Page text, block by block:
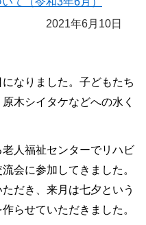
2021年6月10日
なりました。子どもたち
木シイタケなどへの水く
人福祉センターでリハビ
会に参加してきました。
だき、来月は七夕という
らせていただきました。